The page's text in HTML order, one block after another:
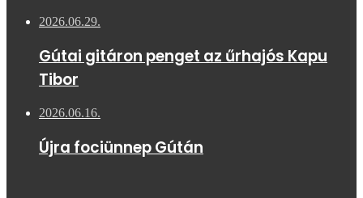
2026.06.29.
Gútai gitáron penget az űrhajós Kapu
Tibor
2026.06.16.
Újra fociünnep Gútán